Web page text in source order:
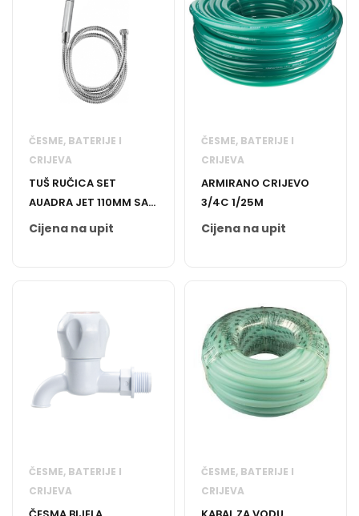
ČESME, BATERIJE I
CRIJEVA
TUŠ RUČICA SET
AUADRA JET 110MM SA
CRIJEVOM
Cijena na upit
ČESME, BATERIJE I
CRIJEVA
ARMIRANO CRIJEVO
3/4C 1/25M
Cijena na upit
ČESME, BATERIJE I
CRIJEVA
ČESME, BATERIJE I
CRIJEVA